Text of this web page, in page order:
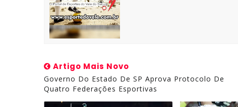
Artigo Mais Novo
Governo Do Estado De SP Aprova Protocolo De
Quatro Federações Esportivas